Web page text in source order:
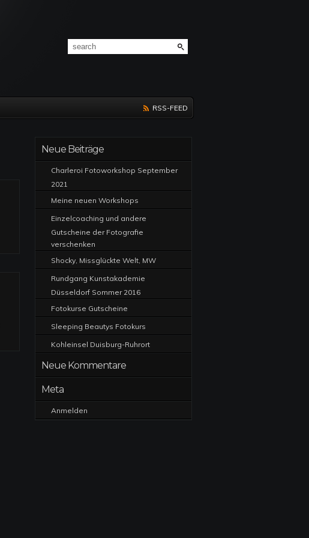
RSS-FEED
Neue Beiträge
Charleroi Fotoworkshop September
2021
Meine neuen Workshops
Einzelcoaching und andere
Gutscheine der Fotografie
verschenken
Shocky, Missglückte Welt, MW
Rundgang Kunstakademie
Düsseldorf Sommer 2016
Fotokurse Gutscheine
Sleeping Beautys Fotokurs
Kohleinsel Duisburg-Ruhrort
Neue Kommentare
Meta
Anmelden